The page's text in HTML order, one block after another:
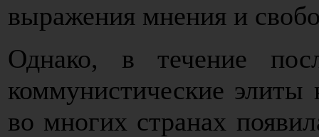
выражения мнения и
Однако, в течение
коммунистические элиты
во многих странах